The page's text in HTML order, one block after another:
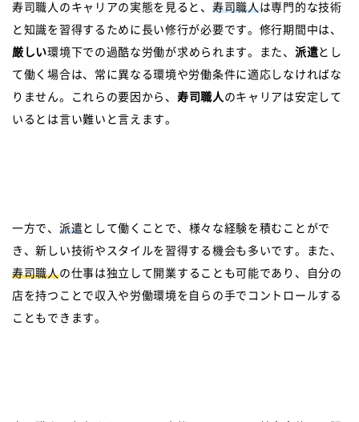
寿司職人のキャリアの実態を見ると、 寿司職人は専門的な技術
と知識を習得するために長い修行が必要です。修行期間中は、
厳しい環境下での過酷な労働が求められます。また、 派遣とし
て働く場合は、常に異なる環境や労働条件に適応しなければな
りません。これらの要因から、 寿司職人 のキャリアは安定して
いるとは言い難いと言えます。
一方で、 派遣として働くことで、様々な経験を積むことがで
き、新しい技術やスタイルを習得する機会も多いです。また、
寿司職人の仕事は独立して開業することも可能であり、自分の
店を持つことで収入や労働環境を自らの手でコントロールする
こともできます。